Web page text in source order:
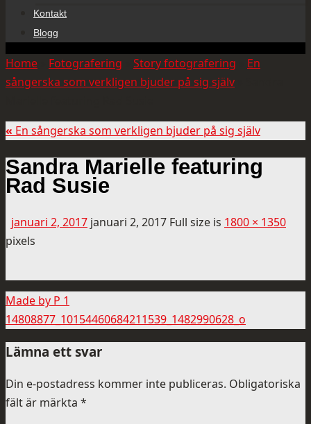
Kontakt
Blogg
Home Fotografering Story fotografering
En
sångerska som verkligen bjuder på sig själv
« En sångerska som verkligen bjuder på sig själv
Sandra Marielle featuring
Rad Susie
januari 2, 2017 januari 2, 2017 Full size is 1800 × 1350
pixels
Made by P 1
14808877_10154460684211539_1482990628_o
Lämna ett svar
Din e-postadress kommer inte publiceras. Obligatoriska
fält är märkta *